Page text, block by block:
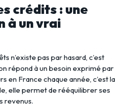
crédits : une
à un vrai
n’existe pas par hasard, c’est
répond à un besoin exprimé par
en France chaque année, c’est la
elle permet de rééquilibrer ses
revenus.